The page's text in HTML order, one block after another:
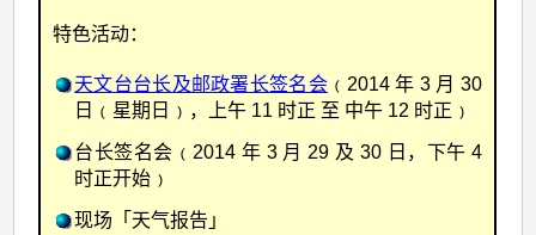
特色活动：
天文台台长及邮政署长签名会﹙2014 年 3 月 30
日﹙星期日﹚，上午 11 时正 至 中午 12 时正﹚
台长签名会﹙2014 年 3 月 29 及 30 日，下午 4
时正开始﹚
现场「天气报告」